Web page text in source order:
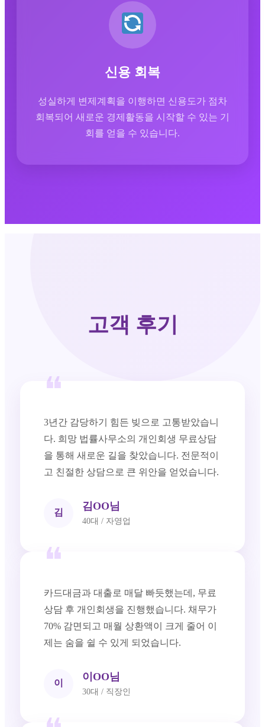
신용 회복
성실하게 변제계획을 이행하면 신용도가 점차
회복되어 새로운 경제활동을 시작할 수 있는 기
회를 얻을 수 있습니다.
고객 후기
❝
3년간 감당하기 힘든 빚으로 고통받았습니
다. 희망 법률사무소의 개인회생 무료상담
을 통해 새로운 길을 찾았습니다. 전문적이
고 친절한 상담으로 큰 위안을 얻었습니다.
김
김OO님
40대 / 자영업
❝
카드대금과 대출로 매달 빠듯했는데, 무료
상담 후 개인회생을 진행했습니다. 채무가
70% 감면되고 매월 상환액이 크게 줄어 이
제는 숨을 쉴 수 있게 되었습니다.
이
이OO님
30대 / 직장인